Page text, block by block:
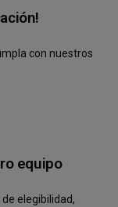
con nuestros
equipo
elegibilidad,